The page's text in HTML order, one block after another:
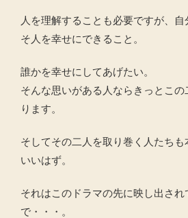
人を理解することも必要ですが、自
そ人を幸せにできること。
誰かを幸せにしてあげたい。
そんな思いがある人ならきっとこ
ります。
そしてその二人を取り巻く人たちも
いいはず。
それはこのドラマの先に映し出され
で・・・。